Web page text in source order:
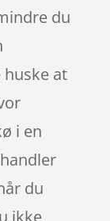
du
huske at
i en
du
ikke